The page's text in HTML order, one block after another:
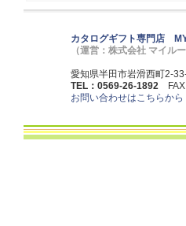
カタログギフト専門店
（運営：株式会社 マイ
愛知県半田市岩滑西町2-
TEL：0569-26-1892 FAX
お問い合わせはこちらから